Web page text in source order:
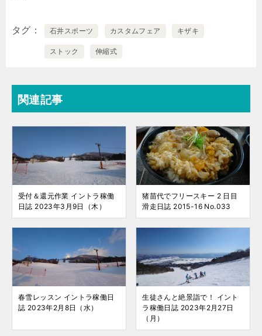
タグ 石井スポーツ カスタムフェア キザキ
ストック 伸縮式
関連記事
受付＆還元作業 イントラ稼働
日誌 2023年3月9日（木）
猪苗代でフリースキー 2 日目
滑走日誌 2015-16 No.033
春雪レッスン イントラ稼働日
誌 2023年2月8日（水）
生徒さんと絶景詣で！ イント
ラ稼働日誌 2023年2月27日
（月）